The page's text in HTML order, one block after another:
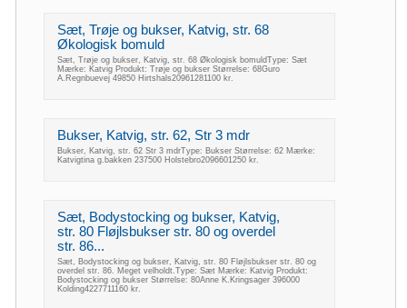
Sæt, Trøje og bukser, Katvig, str. 68
Økologisk bomuld
Sæt, Trøje og bukser, Katvig, str. 68 Økologisk bomuldType: Sæt
Mærke: Katvig Produkt: Trøje og bukser Størrelse: 68Guro
A.Regnbuevej 49850 Hirtshals20961281100 kr.
Bukser, Katvig, str. 62, Str 3 mdr
Bukser, Katvig, str. 62 Str 3 mdrType: Bukser Størrelse: 62 Mærke:
Katvigtina g.bakken 237500 Holstebro2096601250 kr.
Sæt, Bodystocking og bukser, Katvig,
str. 80 Fløjlsbukser str. 80 og overdel
str. 86...
Sæt, Bodystocking og bukser, Katvig, str. 80 Fløjlsbukser str. 80 og
overdel str. 86. Meget velholdt.Type: Sæt Mærke: Katvig Produkt:
Bodystocking og bukser Størrelse: 80Anne K.Kringsager 396000
Kolding4227711160 kr.